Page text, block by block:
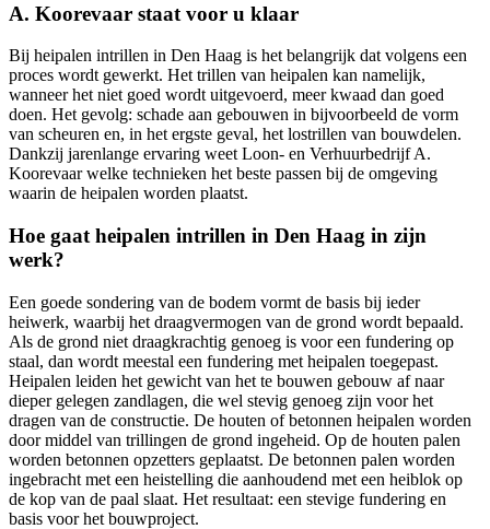
A. Koorevaar staat voor u klaar
Bij heipalen intrillen in Den Haag is het belangrijk dat volgens een
proces wordt gewerkt. Het trillen van heipalen kan namelijk,
wanneer het niet goed wordt uitgevoerd, meer kwaad dan goed
doen. Het gevolg: schade aan gebouwen in bijvoorbeeld de vorm
van scheuren en, in het ergste geval, het lostrillen van bouwdelen.
Dankzij jarenlange ervaring weet Loon- en Verhuurbedrijf A.
Koorevaar welke technieken het beste passen bij de omgeving
waarin de heipalen worden plaatst.
Hoe gaat heipalen intrillen in Den Haag in zijn
werk?
Een goede sondering van de bodem vormt de basis bij ieder
heiwerk, waarbij het draagvermogen van de grond wordt bepaald.
Als de grond niet draagkrachtig genoeg is voor een fundering op
staal, dan wordt meestal een fundering met heipalen toegepast.
Heipalen leiden het gewicht van het te bouwen gebouw af naar
dieper gelegen zandlagen, die wel stevig genoeg zijn voor het
dragen van de constructie. De houten of betonnen heipalen worden
door middel van trillingen de grond ingeheid. Op de houten palen
worden betonnen opzetters geplaatst. De betonnen palen worden
ingebracht met een heistelling die aanhoudend met een heiblok op
de kop van de paal slaat. Het resultaat: een stevige fundering en
basis voor het bouwproject.